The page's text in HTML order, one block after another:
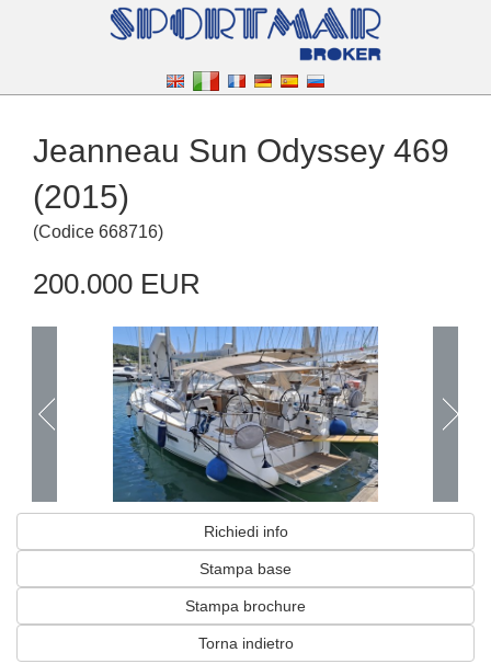
Jeanneau Sun Odyssey 469
(2015)
(Codice 668716)
200.000 EUR
Richiedi info
Stampa base
Stampa brochure
Torna indietro